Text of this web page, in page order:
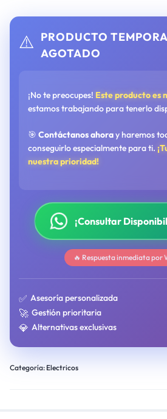
⚠️ PRODUCTO
AGOTADO
¡No te preocupes! Este producto es
estamos trabajando para tenerlo
🎯 Contáctanos ahoray haremos
conseguirlo especialmente para ti.
nuestra prioridad!
¡Consultar
🔥 Respuesta inmediata por
✅ Asesoría personalizada
🚀 Gestión prioritaria
💎 Alternativas exclusivas
Categoría: Electricos